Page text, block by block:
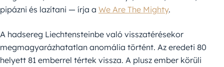
pipázni és lazítani — írja a We Are The Mighty.
A hadsereg Liechtensteinbe való visszatérésekor
megmagyarázhatatlan anomália történt. Az eredeti 80
helyett 81 emberrel tértek vissza. A plusz ember körüli